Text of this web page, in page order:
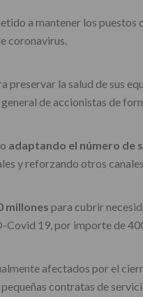
a mantener los
coronavirus.
preservar la salud de sus
de accionistas de
adaptando el número de
y reforzando otros
millones para cubrir
Covid 19, por importe de
afectados por el
contratas de